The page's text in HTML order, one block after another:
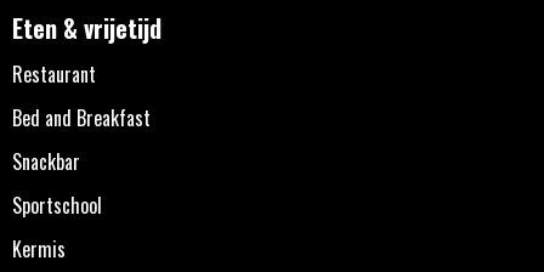
Eten & vrijetijd
Restaurant
Bed and Breakfast
Snackbar
Sportschool
Kermis